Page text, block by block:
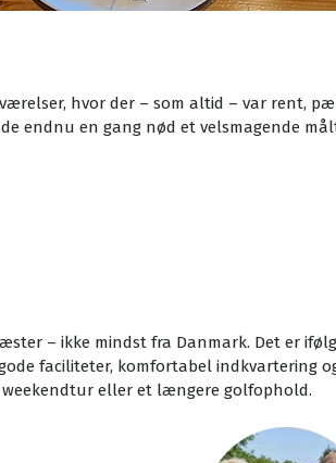
hvor der – som altid – var rent,
endnu en gang nød et velsmagende
– ikke mindst fra Danmark. Det er
faciliteter, komfortabel indkvartering
eller et længere golfophold.